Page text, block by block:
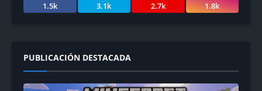
1.5k 3.1k 2.7k 1.8k
PUBLICACIÓN DESTACADA